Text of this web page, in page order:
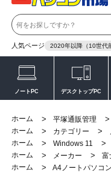
人気ページ 2020年以降（10世代
ノートPC デスクトップPC
ホーム > 平塚通販管理 >
ホーム
> カテゴリー >
ホーム
> Windows 11 >
ホーム
> メーカー > 富
ホーム
> A4ノートパソコン